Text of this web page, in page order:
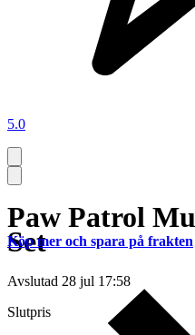
5.0
Paw Patrol
Set
Avslutad 28 jul 17:58
Slutpris
Köp mer och spara på frakten